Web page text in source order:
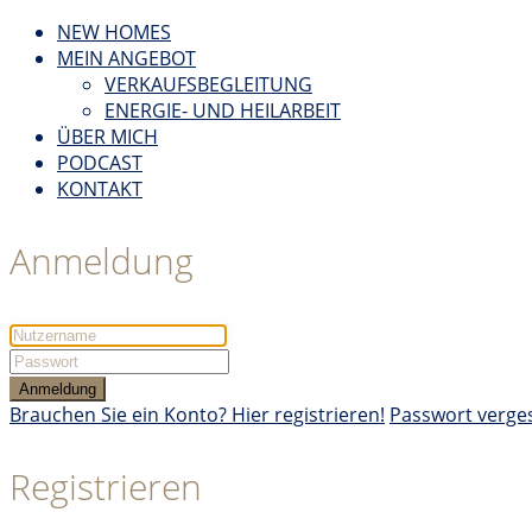
NEW HOMES
MEIN ANGEBOT
VERKAUFSBEGLEITUNG
ENERGIE- UND HEILARBEIT
ÜBER MICH
PODCAST
KONTAKT
Anmeldung
Anmeldung
Brauchen Sie ein Konto? Hier registrieren! Passwort
Registrieren